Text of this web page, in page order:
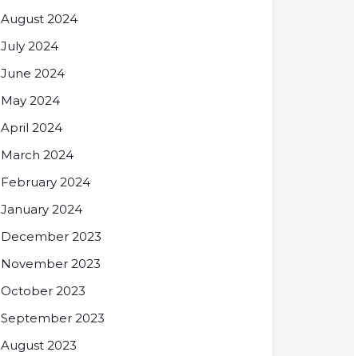
August 2024
July 2024
June 2024
May 2024
April 2024
March 2024
February 2024
January 2024
December 2023
November 2023
October 2023
September 2023
August 2023